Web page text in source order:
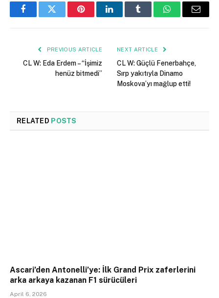
FacebookTwitter PinterestLinkedInTumblr WhatsAppEmail
PREVIOUS ARTICLE
CL W: Eda Erdem – “İşimiz
henüz bitmedi”
NEXT ARTICLE
CL W: Güçlü Fenerbahçe,
Sırp yakıtıyla Dinamo
Moskova’yı mağlup etti!
RELATED POSTS
Ascari’den Antonelli’ye: İlk Grand Prix zaferlerini
arka arkaya kazanan F1 sürücüleri
April 6, 2026